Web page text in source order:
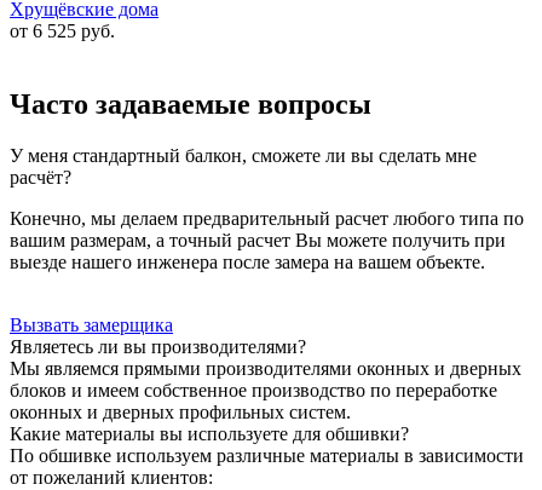
Хрущёвские дома
от 6 525 руб.
Часто задаваемые вопросы
У меня стандартный балкон, сможете ли вы сделать мне
расчёт?
Конечно, мы делаем предварительный расчет любого типа по
вашим размерам, а точный расчет Вы можете получить при
выезде нашего инженера после замера на вашем объекте.
Вызвать замерщика
Являетесь ли вы производителями?
Мы являемся прямыми производителями оконных и дверных
блоков и имеем собственное производство по переработке
оконных и дверных профильных систем.
Какие материалы вы используете для обшивки?
По обшивке используем различные материалы в зависимости
от пожеланий клиентов: